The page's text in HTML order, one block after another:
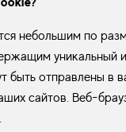
небольшим по
уникальный
быть отправлены в
сайтов. Веб-